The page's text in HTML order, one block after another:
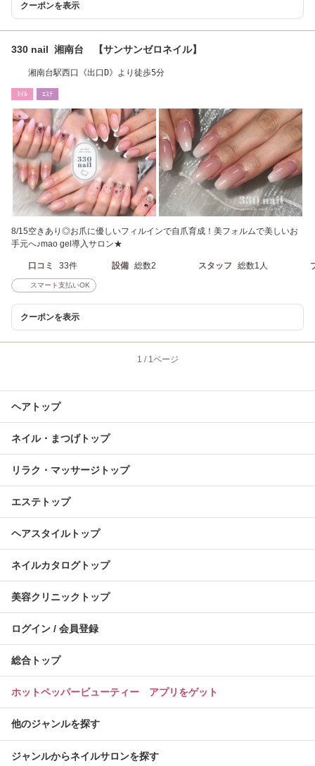
クーポンを表示
330 nail 湘南台 【サンサンゼロネイル】
湘南台駅西口《出口D》より徒歩5分
ﾈｲﾙ ｴｽﾃ
8/15空きあり◎お爪に優しいフィルインで自爪育成！美フォルムで美しいお
手元へ♪mao gel導入サロン★
口コミ 33件 設備 総数2 スタッフ 総数1人
スマート支払いOK
クーポンを表示
1 / 1ページ
ヘアトップ
ネイル・まつげトップ
リラク・マッサージトップ
エステトップ
ヘアスタイルトップ
ネイルカタログトップ
美容クリニックトップ
ログイン / 会員登録
総合トップ
ホットペッパービューティー アプリをゲット
他のジャンルを探す
ジャンルからネイルサロンを探す